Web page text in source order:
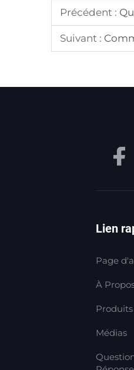
Précédent :
Suivant :
Lien
Page
À
Produits
Médias